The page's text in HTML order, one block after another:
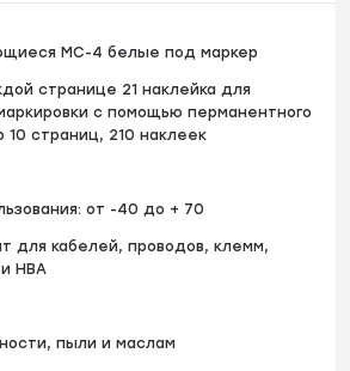
МС-4 белые под маркер
странице 21 наклейка для
с помощью перманентного
страниц, 210 наклеек
от -40 до + 70
для кабелей, проводов, клемм,
НВА
пыли и маслам